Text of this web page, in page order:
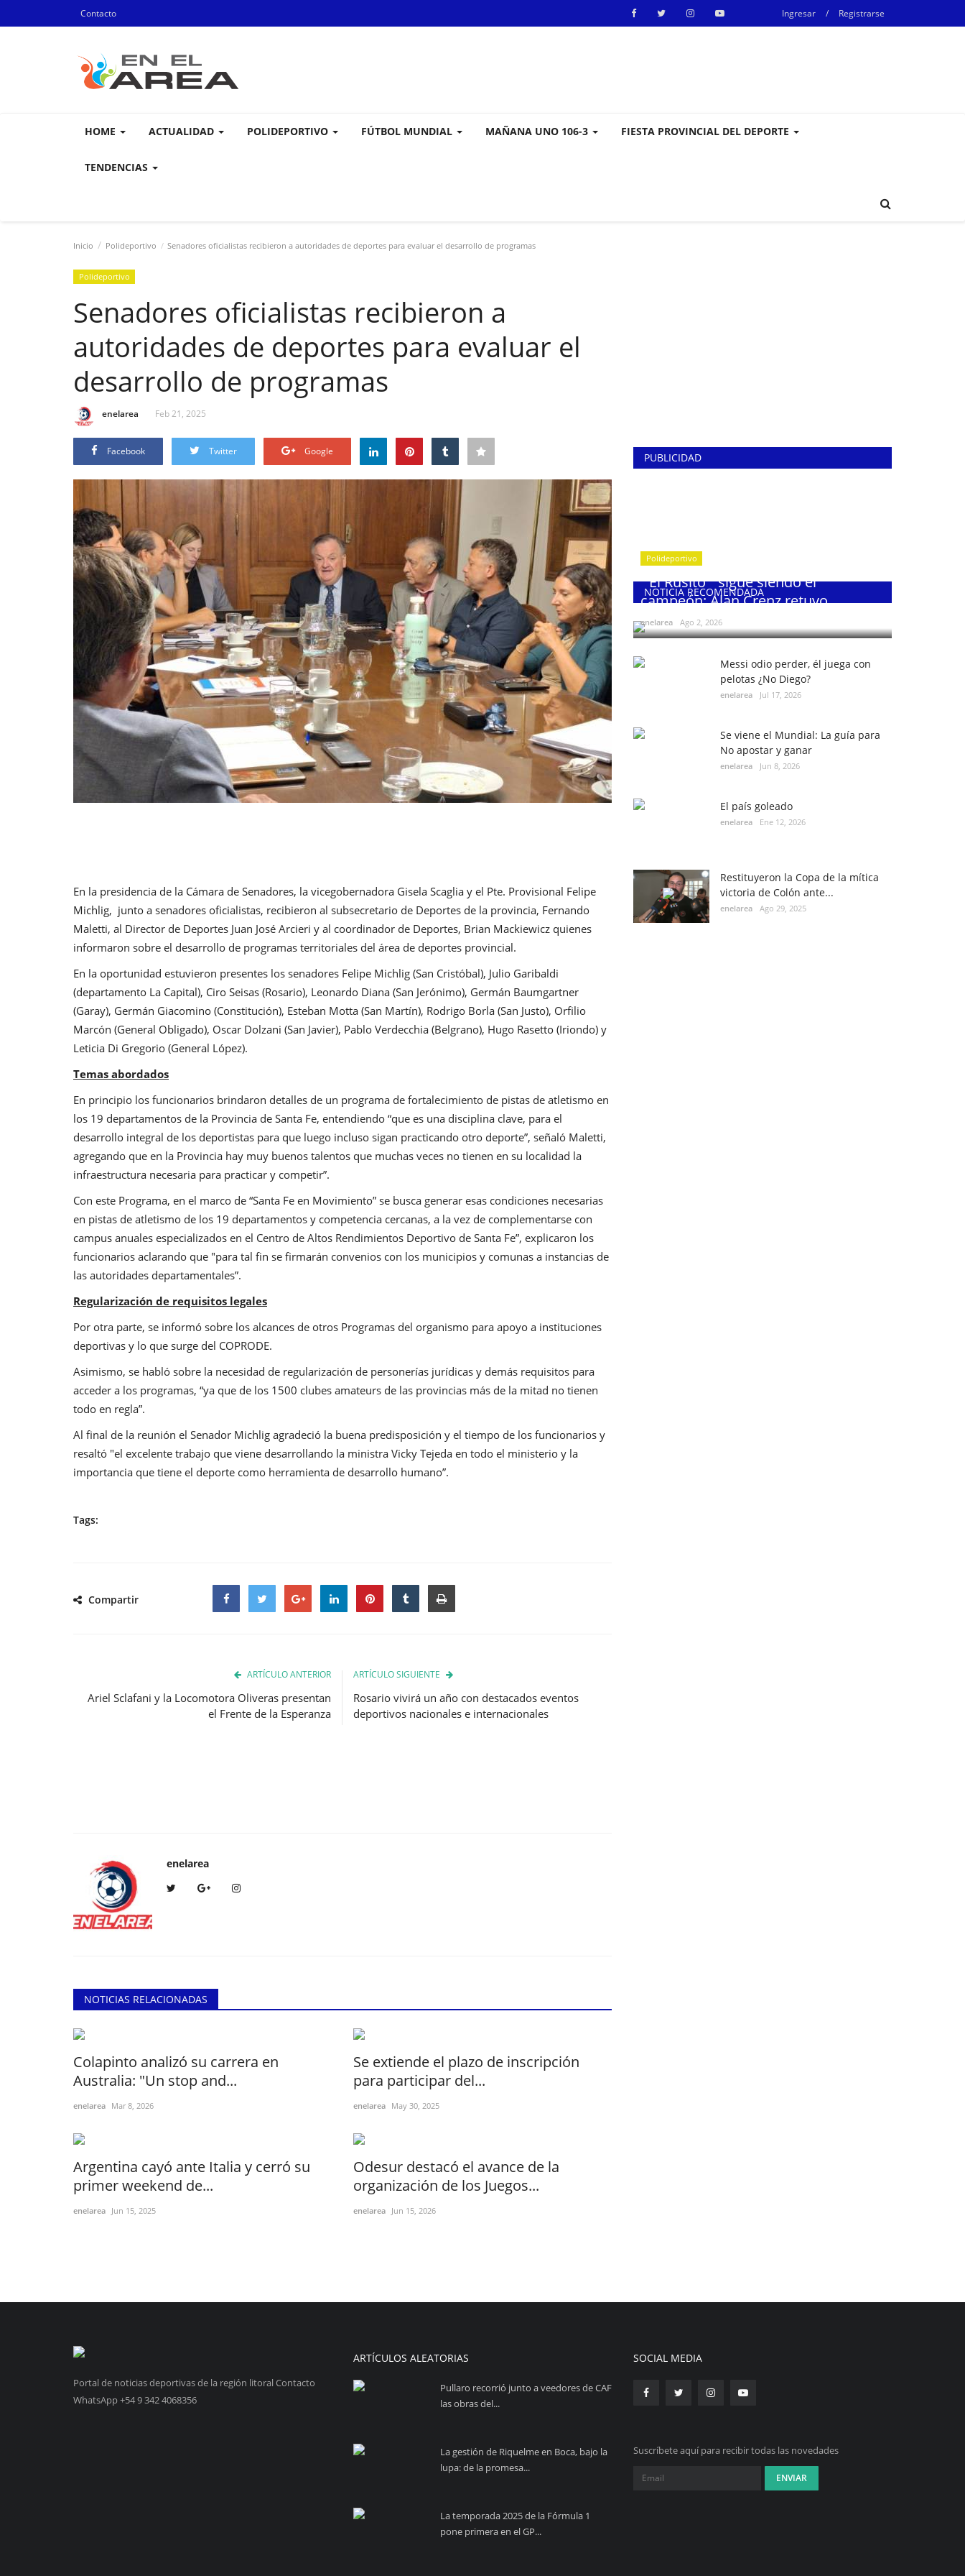
Contacto Ingresar / Registrarse
HOME ACTUALIDAD POLIDEPORTIVO FÚTBOL MUNDIAL MAÑANA UNO 106-3 FIESTA PROVINCIAL DEL DEPORTE
TENDENCIAS
Inicio Polideportivo Senadores oficialistas recibieron a autoridades de deportes para evaluar el desarrollo de programas
Polideportivo
Senadores oficialistas recibieron a
autoridades de deportes para evaluar el
desarrollo de programas
enelarea Feb 21, 2025
Facebook Twitter Google
En la presidencia de la Cámara de Senadores, la vicegobernadora Gisela Scaglia y el Pte. Provisional Felipe
Michlig, junto a senadores oficialistas, recibieron al subsecretario de Deportes de la provincia, Fernando
Maletti, al Director de Deportes Juan José Arcieri y al coordinador de Deportes, Brian Mackiewicz quienes
informaron sobre el desarrollo de programas territoriales del área de deportes provincial.
En la oportunidad estuvieron presentes los senadores Felipe Michlig (San Cristóbal), Julio Garibaldi
(departamento La Capital), Ciro Seisas (Rosario), Leonardo Diana (San Jerónimo), Germán Baumgartner
(Garay), Germán Giacomino (Constitución), Esteban Motta (San Martín), Rodrigo Borla (San Justo), Orfilio
Marcón (General Obligado), Oscar Dolzani (San Javier), Pablo Verdecchia (Belgrano), Hugo Rasetto (Iriondo) y
Leticia Di Gregorio (General López).
Temas abordados
En principio los funcionarios brindaron detalles de un programa de fortalecimiento de pistas de atletismo en
los 19 departamentos de la Provincia de Santa Fe, entendiendo “que es una disciplina clave, para el
desarrollo integral de los deportistas para que luego incluso sigan practicando otro deporte”, señaló Maletti,
agregando que en la Provincia hay muy buenos talentos que muchas veces no tienen en su localidad la
infraestructura necesaria para practicar y competir”.
Con este Programa, en el marco de “Santa Fe en Movimiento” se busca generar esas condiciones necesarias
en pistas de atletismo de los 19 departamentos y competencia cercanas, a la vez de complementarse con
campus anuales especializados en el Centro de Altos Rendimientos Deportivo de Santa Fe”, explicaron los
funcionarios aclarando que "para tal fin se firmarán convenios con los municipios y comunas a instancias de
las autoridades departamentales”.
Regularización de requisitos legales
Por otra parte, se informó sobre los alcances de otros Programas del organismo para apoyo a instituciones
deportivas y lo que surge del COPRODE.
Asimismo, se habló sobre la necesidad de regularización de personerías jurídicas y demás requisitos para
acceder a los programas, “ya que de los 1500 clubes amateurs de las provincias más de la mitad no tienen
todo en regla”.
Al final de la reunión el Senador Michlig agradeció la buena predisposición y el tiempo de los funcionarios y
resaltó "el excelente trabajo que viene desarrollando la ministra Vicky Tejeda en todo el ministerio y la
importancia que tiene el deporte como herramienta de desarrollo humano”.
Tags:
Compartir
ARTÍCULO ANTERIOR
Ariel Sclafani y la Locomotora Oliveras presentan
el Frente de la Esperanza
ARTÍCULO SIGUIENTE
Rosario vivirá un año con destacados eventos
deportivos nacionales e internacionales
enelarea
NOTICIAS RELACIONADAS
Colapinto analizó su carrera en
Australia: "Un stop and...
enelarea Mar 8, 2026
Se extiende el plazo de inscripción
para participar del...
enelarea May 30, 2025
Argentina cayó ante Italia y cerró su
primer weekend de...
enelarea Jun 15, 2025
Odesur destacó el avance de la
organización de los Juegos...
enelarea Jun 15, 2026
PUBLICIDAD
NOTICIA RECOMENDADA
Polideportivo
¨El Rusito¨ sigue siendo el
campeón: Alan Crenz retuvo...
enelarea Ago 2, 2026
Messi odio perder, él juega con
pelotas ¿No Diego?
enelarea Jul 17, 2026
Se viene el Mundial: La guía para
No apostar y ganar
enelarea Jun 8, 2026
El país goleado
enelarea Ene 12, 2026
Restituyeron la Copa de la mítica
victoria de Colón ante...
enelarea Ago 29, 2025
Portal de noticias deportivas de la región litoral Contacto
WhatsApp +54 9 342 4068356
ARTÍCULOS ALEATORIAS
Pullaro recorrió junto a veedores de CAF
las obras del...
La gestión de Riquelme en Boca, bajo la
lupa: de la promesa...
La temporada 2025 de la Fórmula 1
pone primera en el GP...
SOCIAL MEDIA
Suscríbete aquí para recibir todas las novedades